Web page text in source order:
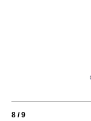
8 / 9